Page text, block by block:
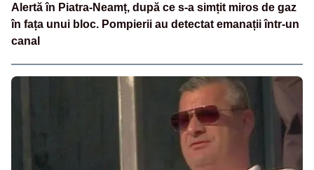
Alertă în Piatra-Neamț, după ce s-a simțit miros de gaz
în fața unui bloc. Pompierii au detectat emanații într-un
canal